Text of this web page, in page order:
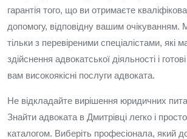
гарантія того, що ви отримаєте
допомогу, відповідну вашим
тільки з перевіреними спеціалістами, які
здійснення адвокатської діяльності і
вам високоякісні послуги адвоката.
Не відкладайте вирішення юридичних
Знайти адвоката в Дмитрівці легко і
каталогом. Виберіть професіонала, який